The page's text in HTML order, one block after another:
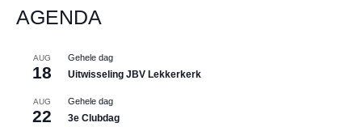
AGENDA
AUG
18
Gehele dag
Uitwisseling JBV Lekkerkerk
AUG
22
Gehele dag
3e Clubdag